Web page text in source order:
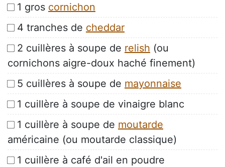
1 gros cornichon
4 tranches de cheddar
2 cuillères à soupe de relish (ou
cornichons aigre-doux haché finement)
5 cuillères à soupe de mayonnaise
1 cuillère à soupe de vinaigre blanc
1 cuillère à soupe de moutarde
américaine (ou moutarde classique)
1 cuillère à café d'ail en poudre